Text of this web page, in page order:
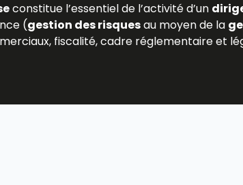
constitue l’essentiel de l’activité d’un
(gestion des risquesau moyen de la
fiscalité, cadre réglementaire et